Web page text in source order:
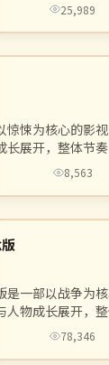
25,989
惊悚为核心的影
长展开，整体节
8,563
一部以战争为核
人物成长展开，
78,346